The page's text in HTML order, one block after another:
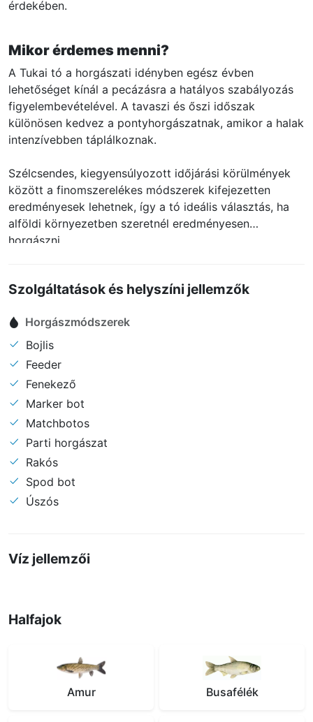
érdekében.
Mikor érdemes menni?
A Tukai tó a horgászati idényben egész évben
lehetőséget kínál a pecázásra a hatályos szabályozás
figyelembevételével. A tavaszi és őszi időszak
különösen kedvez a pontyhorgászatnak, amikor a halak
intenzívebben táplálkoznak.
Szélcsendes, kiegyensúlyozott időjárási körülmények
között a finomszerelékes módszerek kifejezetten
eredményesek lehetnek, így a tó ideális választás, ha
alföldi környezetben szeretnél eredményesen
horgászni.
Szolgáltatások és helyszíni jellemzők
Horgászmódszerek
Bojlis
Feeder
Fenekező
Marker bot
Matchbotos
Parti horgászat
Rakós
Spod bot
Úszós
Víz jellemzői
Halfajok
Amur Busafélék